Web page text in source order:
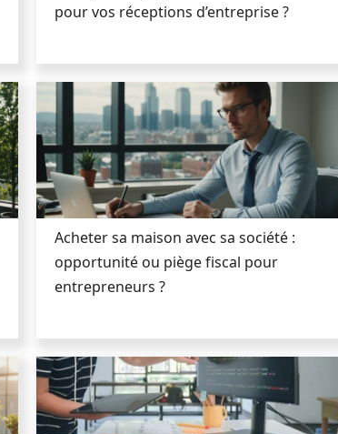
pour vos réceptions d’entreprise ?
Acheter sa maison avec sa société :
opportunité ou piège fiscal pour
entrepreneurs ?